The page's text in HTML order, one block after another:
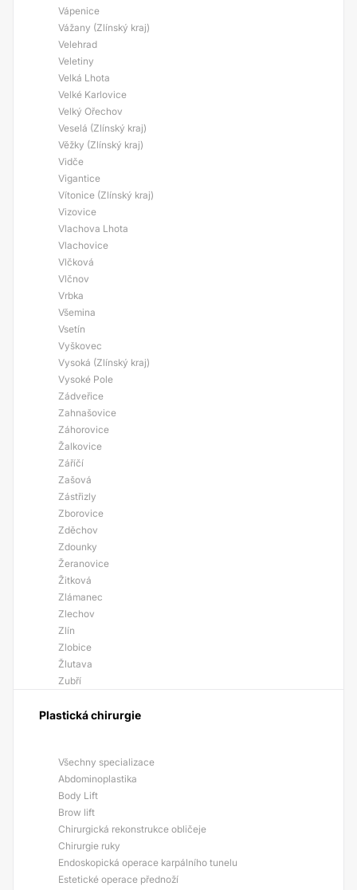
Vápenice
Vážany (Zlínský kraj)
Velehrad
Veletiny
Velká Lhota
Velké Karlovice
Velký Ořechov
Veselá (Zlínský kraj)
Věžky (Zlínský kraj)
Vidče
Vigantice
Vítonice (Zlínský kraj)
Vizovice
Vlachova Lhota
Vlachovice
Vlčková
Vlčnov
Vrbka
Všemina
Vsetín
Vyškovec
Vysoká (Zlínský kraj)
Vysoké Pole
Zádveřice
Zahnašovice
Záhorovice
Žalkovice
Záříčí
Zašová
Zástřizly
Zborovice
Zděchov
Zdounky
Žeranovice
Žitková
Zlámanec
Zlechov
Zlín
Zlobice
Žlutava
Zubří
Plastická chirurgie
Všechny specializace
Abdominoplastika
Body Lift
Brow lift
Chirurgická rekonstrukce obličeje
Chirurgie ruky
Endoskopická operace karpálního tunelu
Estetické operace přednoží